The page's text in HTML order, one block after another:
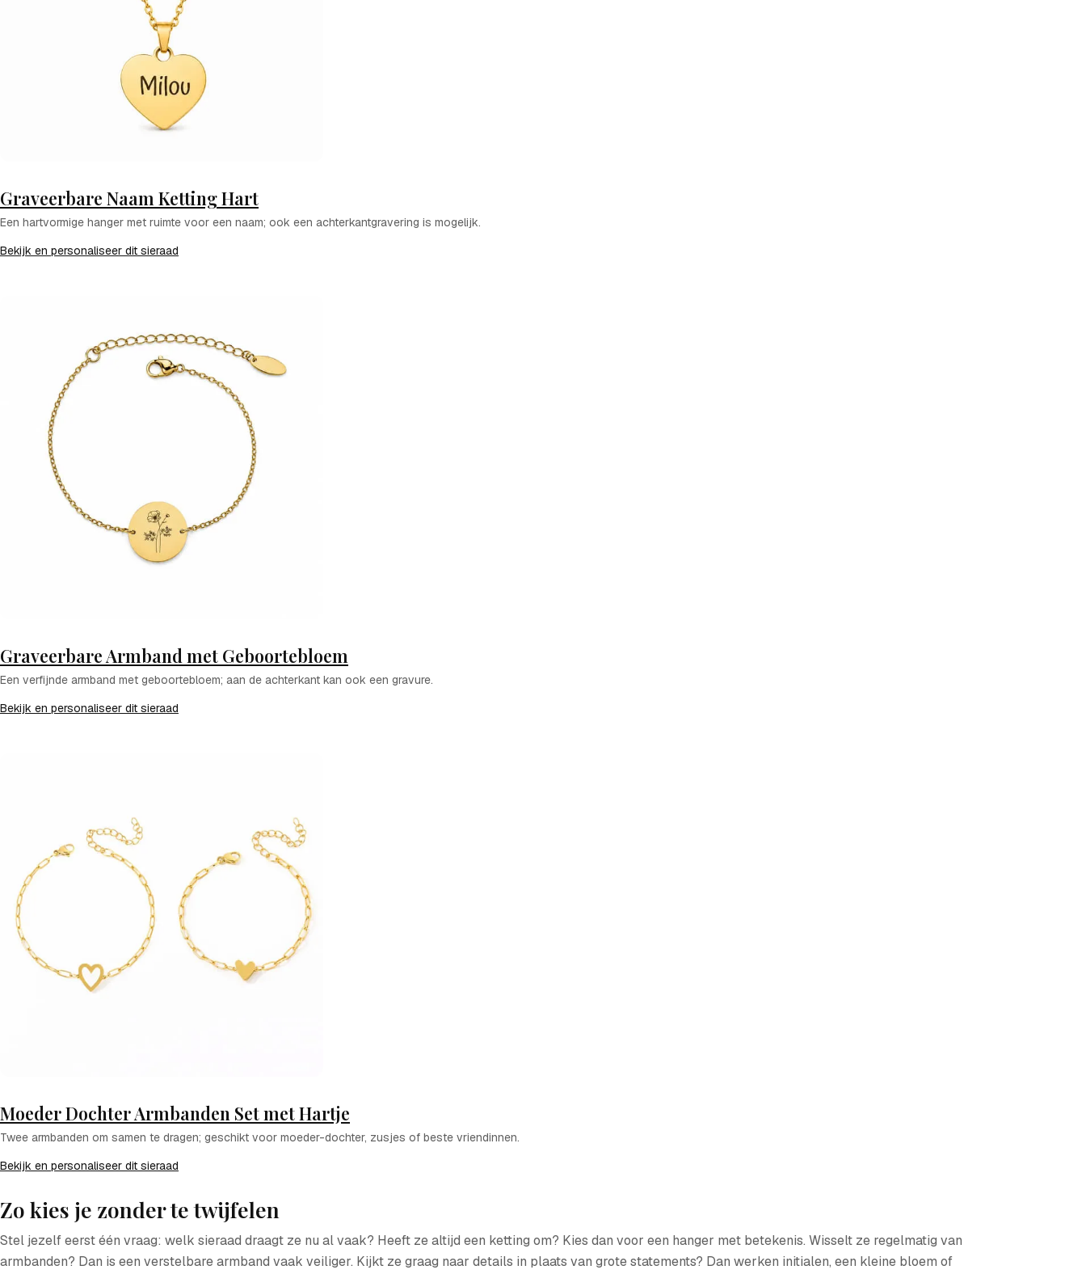
Graveerbare Naam Ketting Hart
Een hartvormige hanger met ruimte voor een naam; ook een achterkantgravering is mogelijk.
Bekijk en personaliseer dit sieraad
Graveerbare Armband met Geboortebloem
Een verfijnde armband met geboortebloem; aan de achterkant kan ook een gravure.
Bekijk en personaliseer dit sieraad
Moeder Dochter Armbanden Set met Hartje
Twee armbanden om samen te dragen; geschikt voor moeder-dochter, zusjes of beste vriendinnen.
Bekijk en personaliseer dit sieraad
Zo kies je zonder te twijfelen
Stel jezelf eerst één vraag: welk sieraad draagt ze nu al vaak? Heeft ze altijd een ketting om? Kies dan voor een hanger met betekenis. Wisselt ze regelmatig van
armbanden? Dan is een verstelbare armband vaak veiliger. Kijkt ze graag naar details in plaats van grote statements? Dan werken initialen, een kleine bloem of